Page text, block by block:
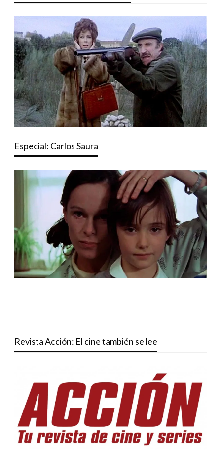
Especial: Carlos Saura
Revista Acción: El cine también se lee